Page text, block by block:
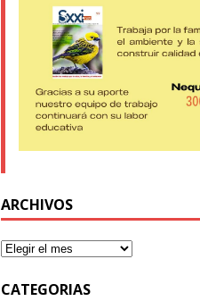
ARCHIVOS
CATEGORIAS